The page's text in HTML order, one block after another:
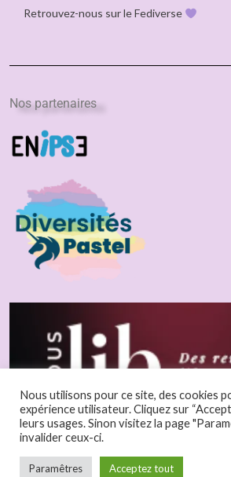
Retrouvez-nous sur le Fediverse
Nos partenaires
Nous utilisons pour ce site, des cookies
expérience utilisateur. Cliquez sur
leurs usages. Sinon visitez la page
invalider ceux-ci.
Paramêtres Acceptez tout